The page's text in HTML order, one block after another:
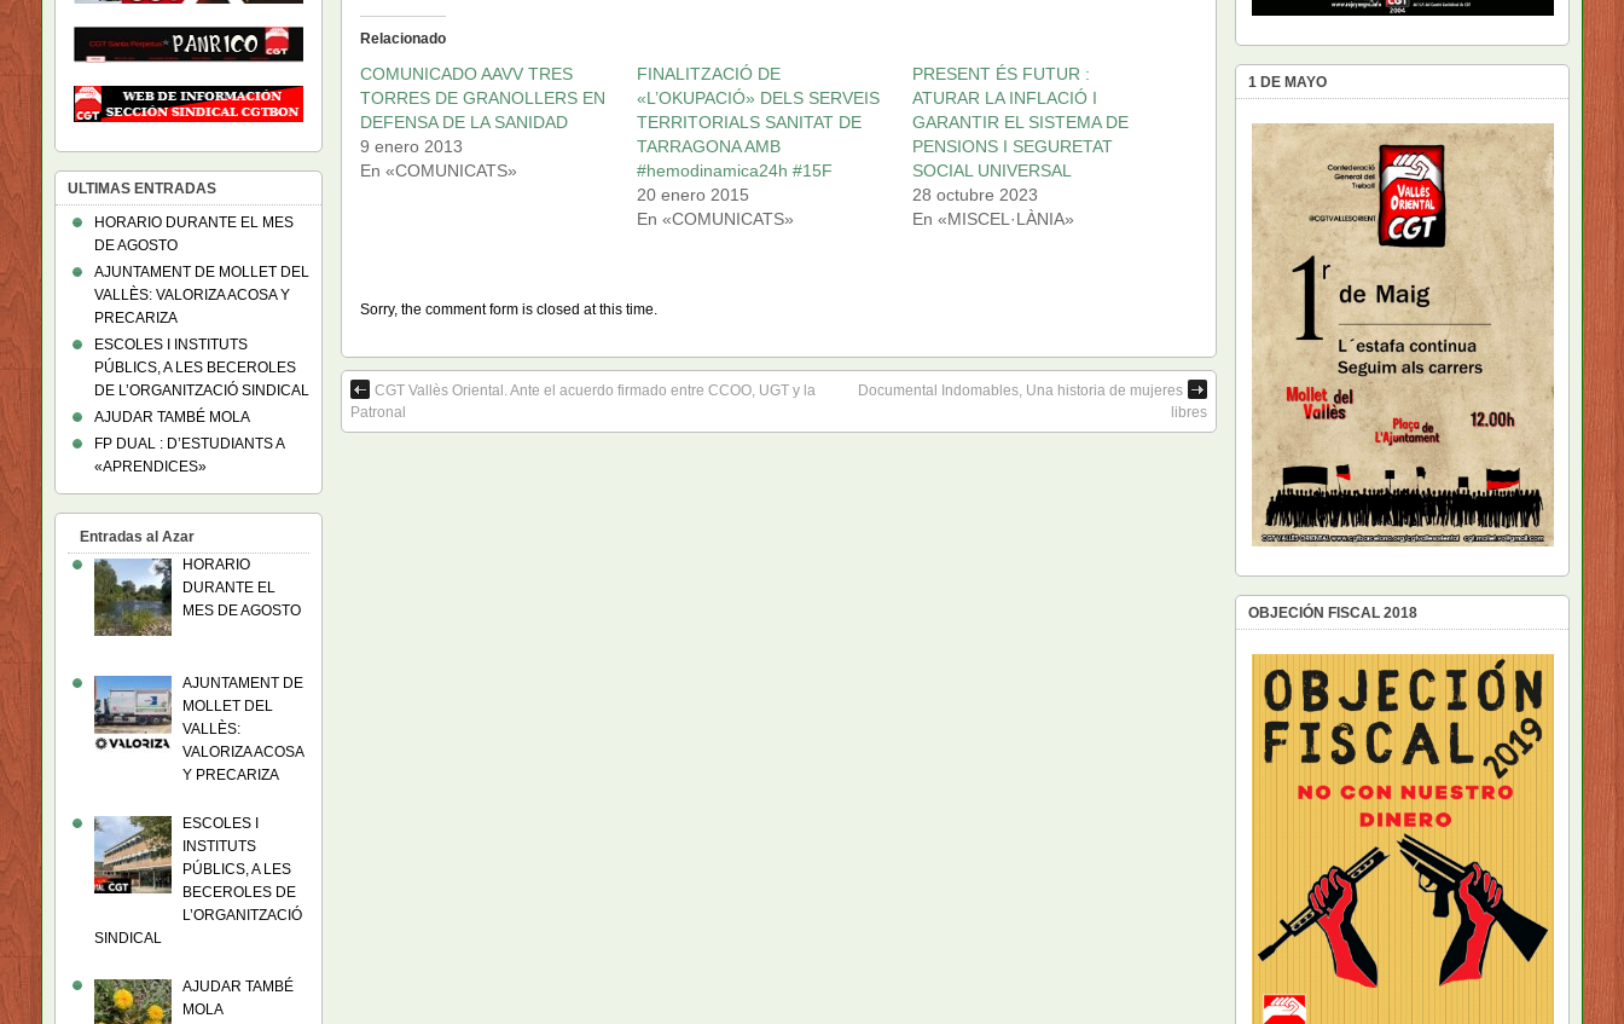
Relacionado
COMUNICADO AAVV TRES
TORRES DE GRANOLLERS EN
DEFENSA DE LA SANIDAD
9 enero 2013
En «COMUNICATS»
FINALITZACIÓ DE
«L’OKUPACIÓ» DELS SERVEIS
TERRITORIALS SANITAT DE
TARRAGONA AMB
#hemodinamica24h #15F
20 enero 2015
En «COMUNICATS»
PRESENT ÉS FUTUR :
ATURAR LA INFLACIÓ I
GARANTIR EL SISTEMA DE
PENSIONS I SEGURETAT
SOCIAL UNIVERSAL
28 octubre 2023
En «MISCEL·LÀNIA»
Sorry, the comment form is closed at this time.
CGT Vallès Oriental. Ante el acuerdo firmado entre CCOO, UGT y la
Patronal
Documental Indomables, Una historia de mujeres
libres
ULTIMAS ENTRADAS
HORARIO DURANTE EL MES
DE AGOSTO
AJUNTAMENT DE MOLLET DEL
VALLÈS: VALORIZA ACOSA Y
PRECARIZA
ESCOLES I INSTITUTS
PÚBLICS, A LES BECEROLES
DE L’ORGANITZACIÓ SINDICAL
AJUDAR TAMBÉ MOLA
FP DUAL : D’ESTUDIANTS A
«APRENDICES»
Entradas al Azar
HORARIO
DURANTE EL
MES DE AGOSTO
AJUNTAMENT DE
MOLLET DEL
VALLÈS:
VALORIZA ACOSA
Y PRECARIZA
ESCOLES I
INSTITUTS
PÚBLICS, A LES
BECEROLES DE
L’ORGANITZACIÓ
SINDICAL
AJUDAR TAMBÉ
MOLA
1 DE MAYO
OBJECIÓN FISCAL 2018